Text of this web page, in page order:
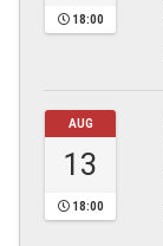
18:00
AUG
13
18:00